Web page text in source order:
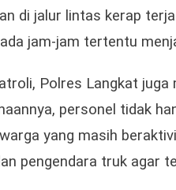
di jalur lintas kerap
jam-jam tertentu
Polres Langkat
personel tidak
yang masih
pengendara truk agar